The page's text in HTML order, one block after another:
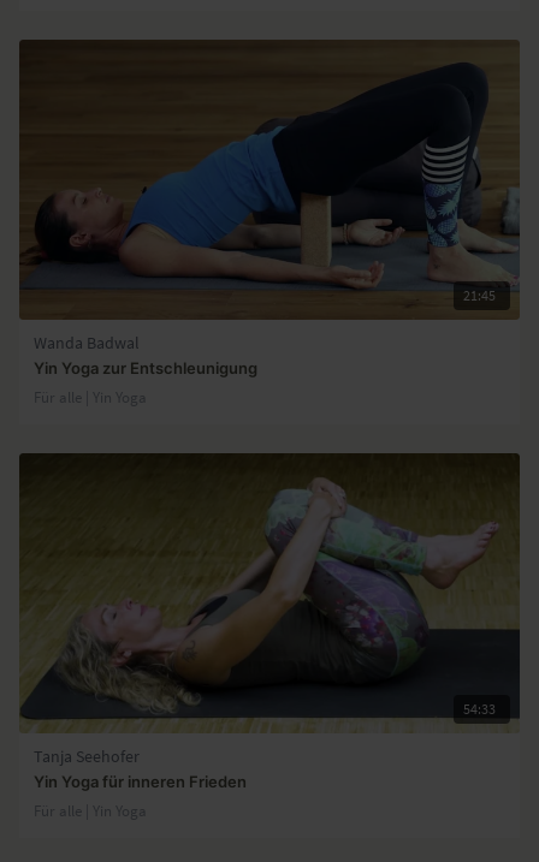
21:45
Wanda Badwal
Yin Yoga zur Entschleunigung
Für alle | Yin Yoga
54:33
Tanja Seehofer
Yin Yoga für inneren Frieden
Für alle | Yin Yoga